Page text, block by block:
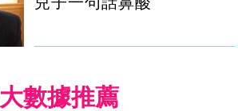
大數據推薦